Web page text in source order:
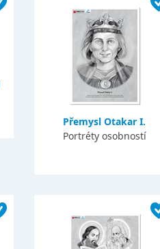
Přemysl Otakar I.
Portréty osobností